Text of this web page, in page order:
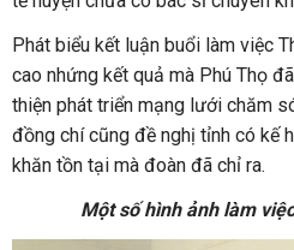
Phát biểu kết luận buổi làm việc
cao nhứng kết quả mà Phú Thọ
thiện phát triển mạng lưới chăm
đồng chí cũng đề nghị tỉnh có kế
khăn tồn tại mà đoàn đã chỉ ra.
Một số hình ảnh làm